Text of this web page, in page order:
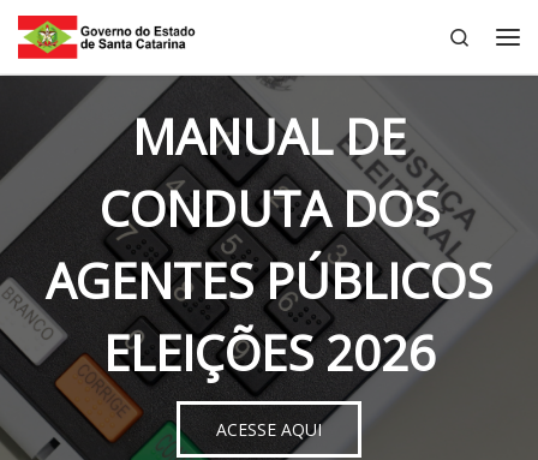
Skip to content
Search
MANUAL DE
CONDUTA DOS
AGENTES PÚBLICOS
ELEIÇÕES 2026
ACESSE AQUI